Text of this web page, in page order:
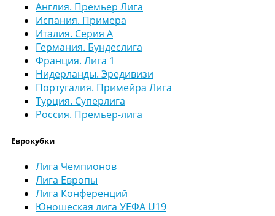
Англия. Премьер Лига
Испания. Примера
Италия. Серия А
Германия. Бундеслига
Франция. Лига 1
Нидерланды. Эредивизи
Португалия. Примейра Лига
Турция. Суперлига
Россия. Премьер-лига
Еврокубки
Лига Чемпионов
Лига Европы
Лига Конференций
Юношеская лига УЕФА U19